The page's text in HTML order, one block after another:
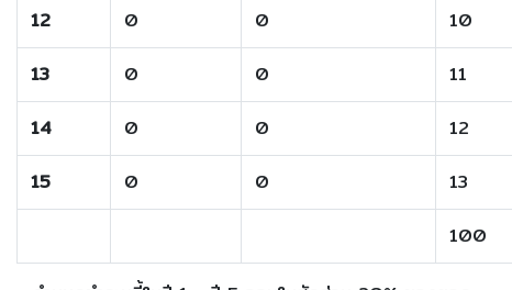
12
0 0 10
13
0 0 11
14
0 0 12
15
0 0 13
100